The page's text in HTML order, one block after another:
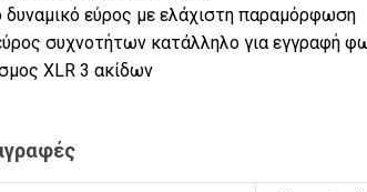
δυναμικό εύρος με ελάχιστη παραμόρφωση
συχνοτήτων κατάλληλο για εγγραφή
XLR 3 ακίδων